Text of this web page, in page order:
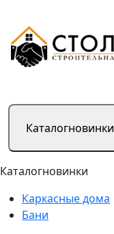
Каталогновинки
Каталогновинки
Каркасные дома
Бани